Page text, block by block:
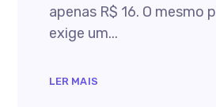
apenas R$ 16. O mesmo
exige um...
LER MAIS